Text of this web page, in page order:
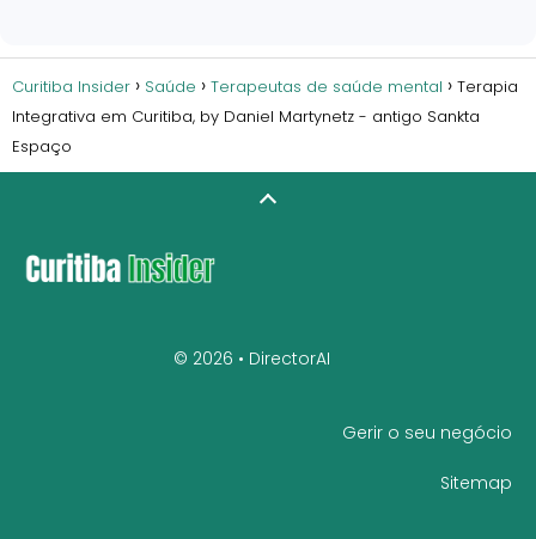
Curitiba Insider Saúde Terapeutas de saúde mental
Terapia
Integrativa em Curitiba, by Daniel Martynetz - antigo Sankta
Espaço
© 2026 • DirectorAI
Gerir o seu negócio
Sitemap